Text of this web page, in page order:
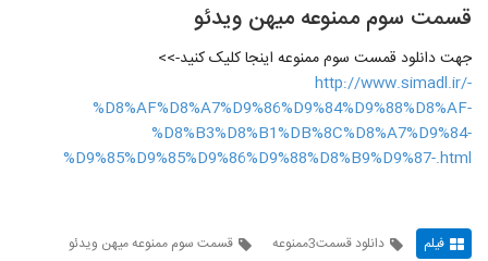
قسمت سوم ممنوعه میهن ویدئو
جهت دانلود قمست سوم ممنوعه اینجا کلیک کنید->>
http://www.simadl.ir/-
%D8%AF%D8%A7%D9%86%D9%84%D9%88%D8%AF-
%D8%B3%D8%B1%DB%8C%D8%A7%D9%84-
%D9%85%D9%85%D9%86%D9%88%D8%B9%D9%87-.html
فیلم دانلود قسمت3ممنوعه
قسمت سوم ممنوعه میهن ویدئو